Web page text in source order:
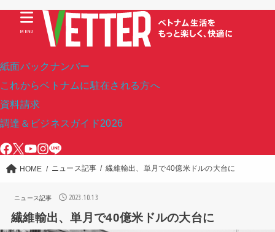
紙面バックナンバー
これからベトナムに駐在される方へ
資料請求
調達＆ビジネスガイド2026
MENU
HOME ニュース記事 繊維輸出、単月で40億米ドルの大台に
ニュース記事 2023.10.13
繊維輸出、単月で40億米ドルの大台に